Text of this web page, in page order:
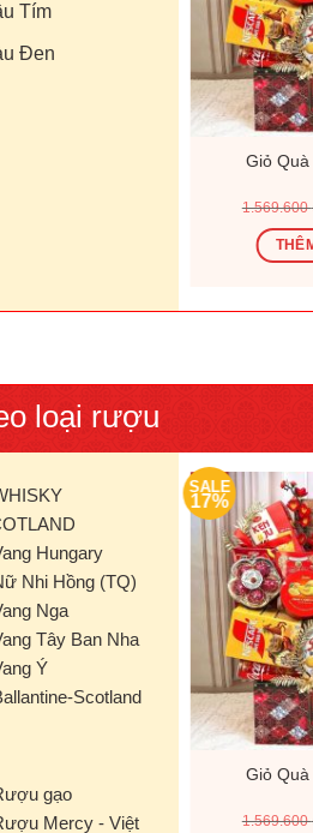
Tím
Đen
Giỏ
1.569.600
loại rượu
Hungary
Nhi Hồng (TQ)
Nga
Tây Ban Nha
Ý
Scotland
gạo
Mercy - Việt
SALE
17%
Giỏ
1.569.600
₫ Giá
1.000.000 ₫Giá